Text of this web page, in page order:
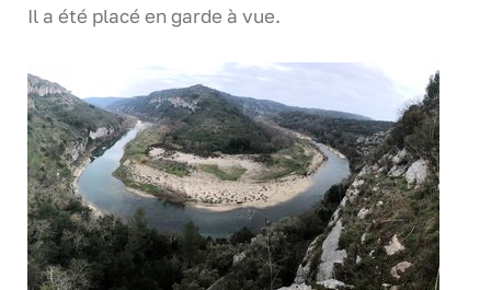
Il a été placé en garde à vue.